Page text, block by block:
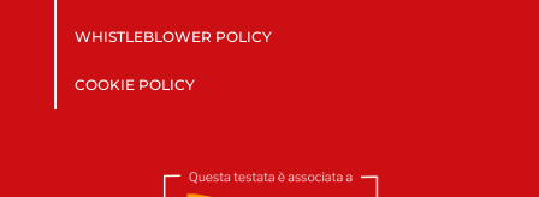
WHISTLEBLOWER POLICY
COOKIE POLICY